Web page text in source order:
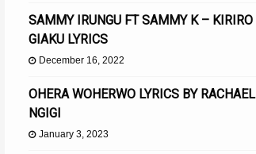
SAMMY IRUNGU FT SAMMY K – KIRIRO
GIAKU LYRICS
December 16, 2022
OHERA WOHERWO LYRICS BY RACHAEL
NGIGI
January 3, 2023